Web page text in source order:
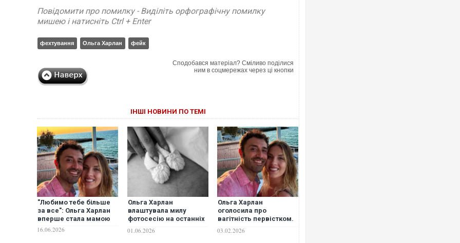
Повідомити про помилку - Виділіть орфографічну помилку
мишею і натисніть Ctrl + Enter
фехтування Ольга Харлан фейк
Сподобався матеріал? Сміливо поділися
ним в соцмережах через ці кнопки
ІНШІ НОВИНИ ПО ТЕМІ
"Любимо тебе більше
за все": Ольга Харлан
вперше стала мамою
16.06.2026
Ольга Харлан
влаштувала милу
фотосесію на останніх
01.06.2026
Ольга Харлан
оголосила про
вагітність первістком.
03.02.2026